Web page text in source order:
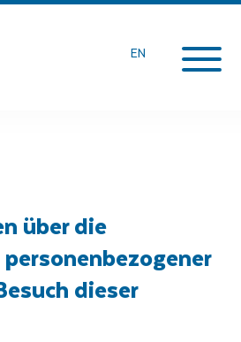
EN
über die
dieser